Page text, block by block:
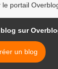
le portail
sur
un blog